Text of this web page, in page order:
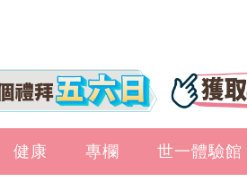
健康 專欄 世一體驗館